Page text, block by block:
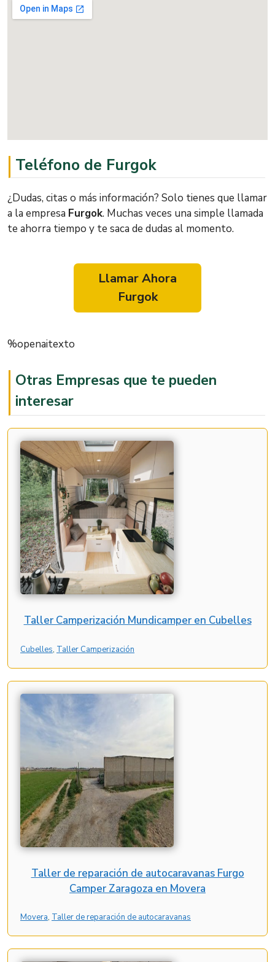
Teléfono de Furgok
¿Dudas, citas o más información? Solo tienes que llamar
a la empresa Furgok. Muchas veces una simple llamada
te ahorra tiempo y te saca de dudas al momento.
Llamar Ahora
Furgok
%openaitexto
Otras Empresas que te pueden
interesar
Taller Camperización Mundicamper en Cubelles
Cubelles, Taller Camperización
Taller de reparación de autocaravanas Furgo
Camper Zaragoza en Movera
Movera, Taller de reparación de autocaravanas